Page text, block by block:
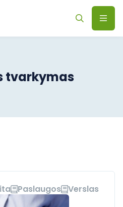
tvarkymas
Paslaugos Verslas